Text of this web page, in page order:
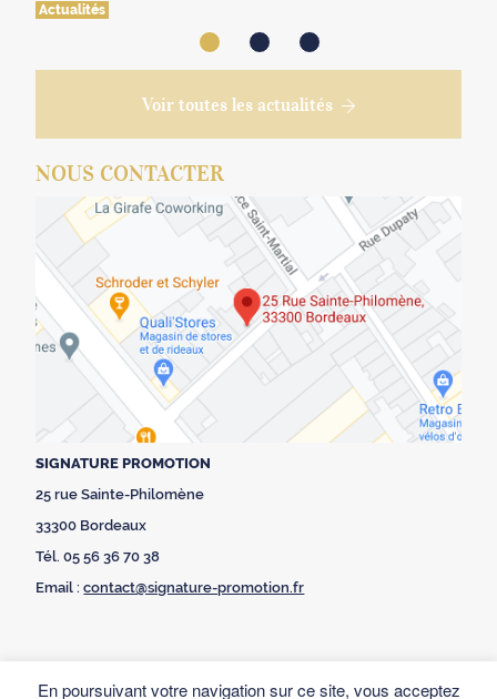
Actualités
Voir toutes les actualités
NOUS CONTACTER
SIGNATURE PROMOTION
25 rue Sainte-Philomène
33300 Bordeaux
Tél. 05 56 36 70 38
Email :contact@signature-promotion.fr
En poursuivant votre navigation sur ce site, vous acceptez